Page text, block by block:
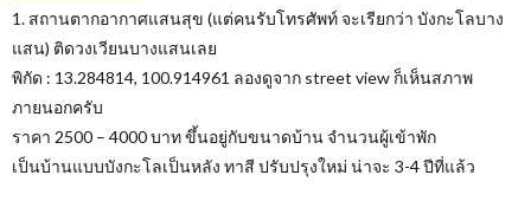
1. สถานตากอากาศแสนสุข (แต่คนรับโทรศัพท์ จะเรียกว่า บังกะโลบาง
แสน) ติดวงเวียนบางแสนเลย
พิกัด : 13.284814, 100.914961 ลองดูจาก street view ก็เห็นสภาพ
ภายนอกครับ
ราคา 2500 – 4000 บาท ขึ้นอยู่กับขนาดบ้าน จำนวนผู้เข้าพัก
เป็นบ้านแบบบังกะโลเป็นหลัง ทาสี ปรับปรุงใหม่ น่าจะ 3-4 ปีที่แล้ว